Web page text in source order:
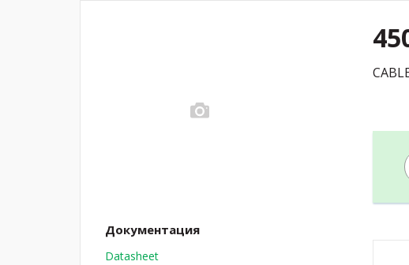
Документация
Datasheet